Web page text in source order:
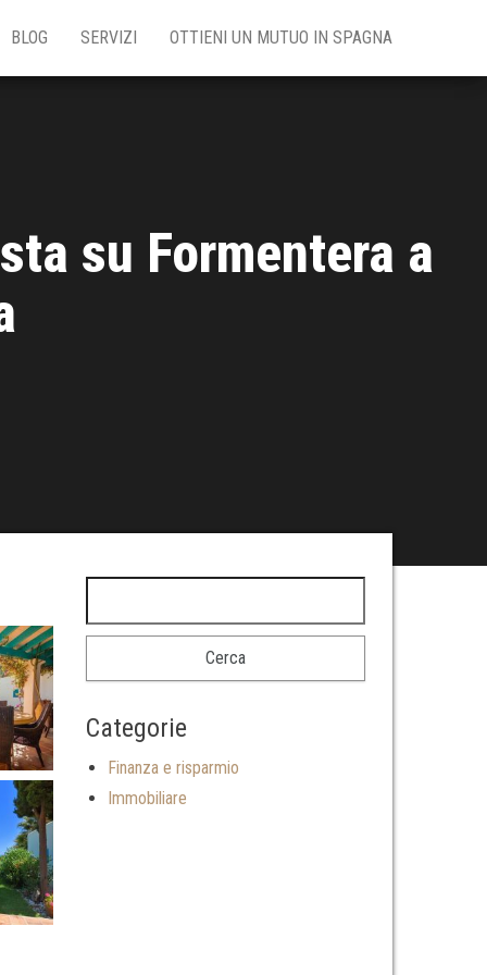
BLOG SERVIZI OTTIENI UN MUTUO IN SPAGNA
su Formentera a
Categorie
Finanza e risparmio
Immobiliare